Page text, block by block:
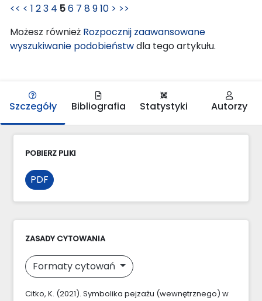
<< < 1 23 4 56 7 8910 > >>
Możesz również Rozpocznij zaawansowane
wyszukiwanie podobieństwdla tego artykułu.
Szczegóły Bibliografia Statystyki Autorzy
POBIERZ PLIKI
PDF
ZASADY CYTOWANIA
Formaty cytowań
Citko, K. (2021). Symbolika pejzażu (wewnętrznego) w